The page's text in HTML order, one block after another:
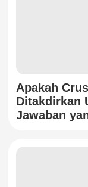
Apakah
Ditakdirkan
Jawaban